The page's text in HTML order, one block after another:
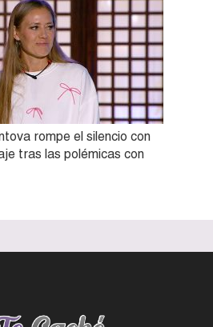
rompe el silencio con
tras las polémicas con